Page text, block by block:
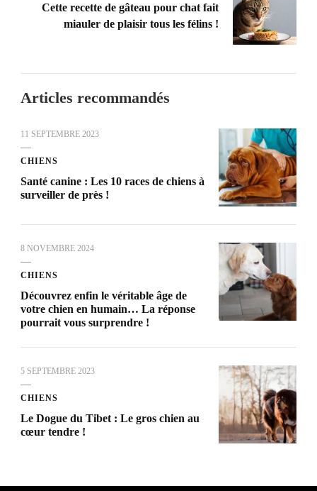
Cette recette de gâteau pour chat fait
miauler de plaisir tous les félins !
Articles recommandés
11 SEPTEMBRE 2023
CHIENS
Santé canine : Les 10 races de chiens à
surveiller de près !
8 NOVEMBRE 2024
CHIENS
Découvrez enfin le véritable âge de
votre chien en humain… La réponse
pourrait vous surprendre !
5 SEPTEMBRE 2023
CHIENS
Le Dogue du Tibet : Le gros chien au
cœur tendre !